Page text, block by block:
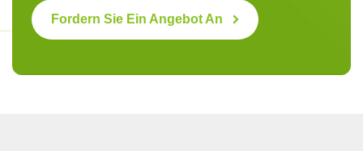
Fordern Sie Ein Angebot An